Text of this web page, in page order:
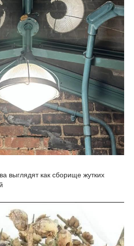
выглядят как сборище жутких